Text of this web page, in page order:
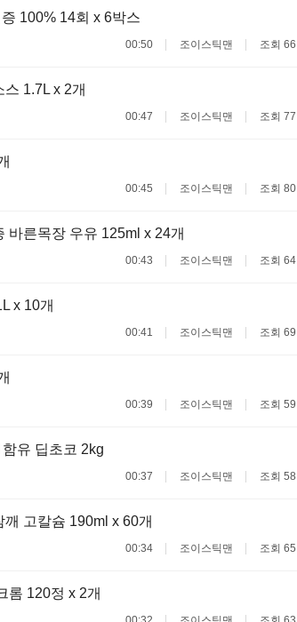
100% 14회 x 6박스
00:50 조이스틱맨 조회 66
1.7L x 2개
00:47 조이스틱맨 조회 77
00:45 조이스틱맨 조회 80
바른목장 우유 125ml x 24개
00:43 조이스틱맨 조회 64
x 10개
00:41 조이스틱맨 조회 69
00:39 조이스틱맨 조회 59
유 딥초코 2kg
00:37 조이스틱맨 조회 58
고칼슘 190ml x 60개
00:34 조이스틱맨 조회 65
롬 120정 x 2개